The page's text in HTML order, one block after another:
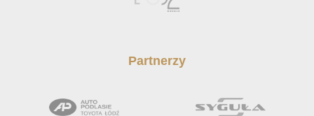
Partnerzy